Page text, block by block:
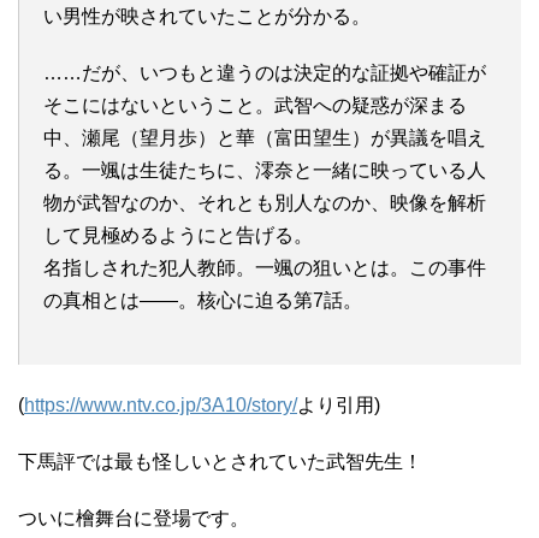
い男性が映されていたことが分かる。
……だが、いつもと違うのは決定的な証拠や確証が
そこにはないということ。武智への疑惑が深まる
中、瀬尾（望月歩）と華（富田望生）が異議を唱え
る。一颯は生徒たちに、澪奈と一緒に映っている人
物が武智なのか、それとも別人なのか、映像を解析
して見極めるようにと告げる。
名指しされた犯人教師。一颯の狙いとは。この事件
の真相とは――。核心に迫る第7話。
(https://www.ntv.co.jp/3A10/story/より引用)
下馬評では最も怪しいとされていた武智先生！
ついに檜舞台に登場です。